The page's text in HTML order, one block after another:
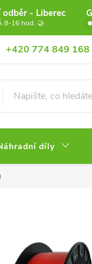
odběr - Liberec
8-16 hod. 🤝
+420 774 849 168
Věrnostní program
díly